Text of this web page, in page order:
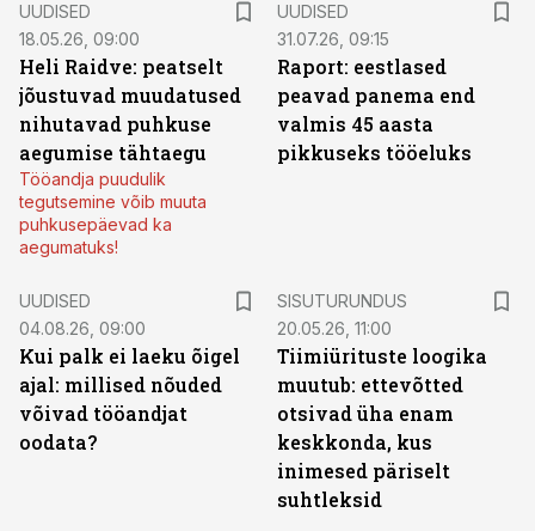
UUDISED
18.05.26, 09:00
Heli Raidve: peatselt
jõustuvad muudatused
nihutavad puhkuse
aegumise tähtaegu
Tööandja puudulik
tegutsemine võib muuta
puhkusepäevad ka
aegumatuks!
UUDISED
31.07.26, 09:15
Raport: eestlased
peavad panema end
valmis 45 aasta
pikkuseks tööeluks
UUDISED
04.08.26, 09:00
Kui palk ei laeku õigel
ajal: millised nõuded
võivad tööandjat
oodata?
SISUTURUNDUS
20.05.26, 11:00
Tiimiürituste loogika
muutub: ettevõtted
otsivad üha enam
keskkonda, kus
inimesed päriselt
suhtleksid